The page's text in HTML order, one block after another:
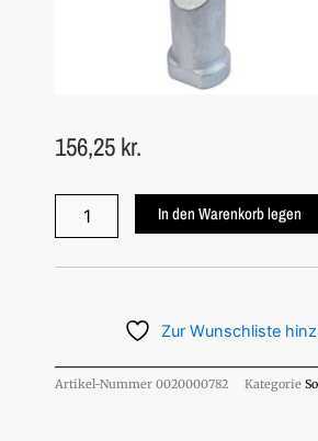
156,25kr.
Drehöse/Schwenkkopf
12mm
regulär
In den Warenkorb legen
Zur Wunschliste
Artikel-Nummer 0020000782 Kategorie